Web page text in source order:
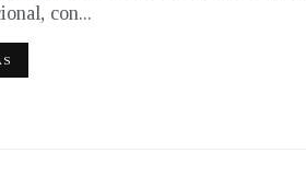
con...